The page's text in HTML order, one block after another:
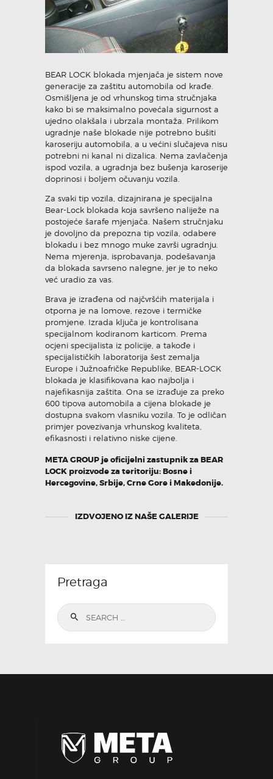
BEAR LOCK blokada mjenjača je sistem nove
generacije za zaštitu automobila od krađe.
Osmišljena je od vrhunskog tima stručnjaka
kako bi se maksimalno povećala sigurnost a
ujedno olakšala i ubrzala montaža. Prilikom
ugradnje naše blokade nije potrebno bušiti
karoseriju automobila, a u većini slučajeva nisu
potrebni ni kanal ni dizalica. Nema zavlačenja
ispod vozila, a ugradnja bez bušenja karoserije
doprinosi i boljem očuvanju vozila.
Za svaki tip vozila, dizajnirana je specijalna
Bear-Lock blokada koja savršeno naliježe na
postojeće šarafe mjenjača. Našem stručnjaku
je dovoljno da prepozna tip vozila, odabere
blokadu i bez mnogo muke završi ugradnju.
Nema mjerenja, isprobavanja, podešavanja
da blokada savrseno nalegne, jer je to neko
već uradio za vas.
Brava je izrađena od najčvršćih materijala i
otporna je na lomove, rezove i termičke
promjene. Izrada ključa je kontrolisana
specijalnom kodiranom karticom. Prema
ocjeni specijalista iz policije, a takođe i
specijalističkih laboratorija šest zemalja
Europe i Južnoafričke Republike, BEAR-LOCK
blokada je klasifikovana kao najbolja i
najefikasnija zaštita. Ona se izrađuje za preko
600 tipova automobila a cijena blokade je
dostupna svakom vlasniku vozila. To je odličan
primjer povezivanja vrhunskog kvaliteta,
efikasnosti i relativno niske cijene.
META GROUP je oficijelni zastupnik za BEAR
LOCK proizvode za teritoriju: Bosne i
Hercegovine, Srbije, Crne Gore i Makedonije.
IZDVOJENO IZ NAŠE GALERIJE
Pretraga
Search
for: